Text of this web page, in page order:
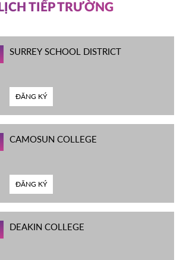
LỊCH TIẾP TRƯỜNG
SURREY SCHOOL DISTRICT
ĐĂNG KÝ
CAMOSUN COLLEGE
ĐĂNG KÝ
DEAKIN COLLEGE